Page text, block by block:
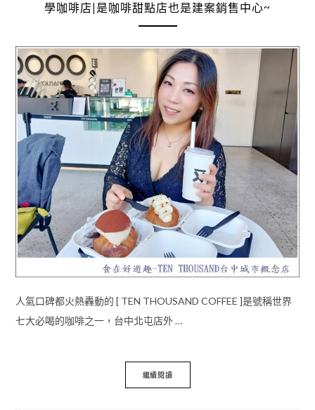
學咖啡店|是咖啡甜點店也是建案銷售中心~
人氣口碑都火熱轟動的 [ TEN THOUSAND COFFEE ]是號稱世界
七大必喝的咖啡之一，台中北屯店外 …
繼續閱讀